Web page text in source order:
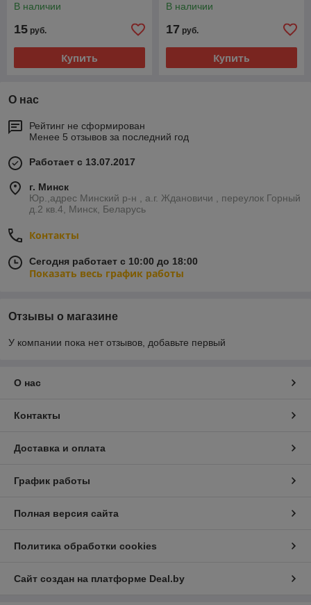
В наличии
15 руб.
Купить
В наличии
17 руб.
Купить
О нас
Рейтинг не сформирован
Менее 5 отзывов за последний год
Работает с 13.07.2017
г. Минск
Юр.,адрес Минский р-н , а.г. Ждановичи , переулок Горный
д.2 кв.4, Минск, Беларусь
Контакты
Сегодня работает с 10:00 до 18:00
Показать весь график работы
Отзывы о магазине
У компании пока нет отзывов, добавьте первый
О нас
Контакты
Доставка и оплата
График работы
Полная версия сайта
Политика обработки cookies
Сайт создан на платформе Deal.by